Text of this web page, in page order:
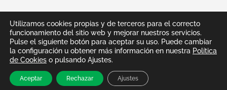
Utilizamos cookies propias y de terceros para el correcto
funcionamiento del sitio web y mejorar nuestros servicios.
Pulse el siguiente botón para aceptar su uso. Puede cambiar
la configuración u obtener más información en nuestra Política
de Cookies o pulsando Ajustes.
Aceptar Rechazar Ajustes